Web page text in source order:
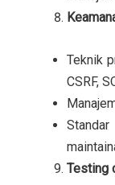
Teknik
CSRF,
Testing